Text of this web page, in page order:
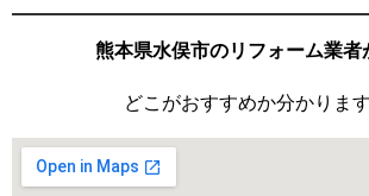
熊本県水俣市のリフォーム業者
どこがおすすめか分かりま